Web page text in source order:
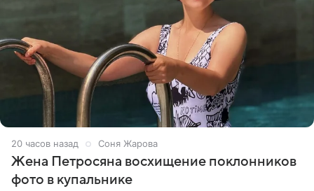
20 часов назад Соня Жарова
Жена Петросяна восхищение поклонников
фото в купальнике